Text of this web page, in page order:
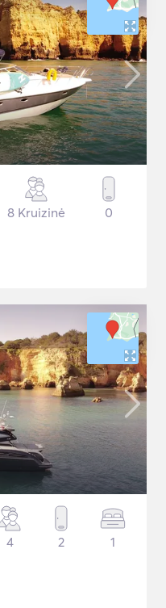
8 Kruizinė 0
4 2 1